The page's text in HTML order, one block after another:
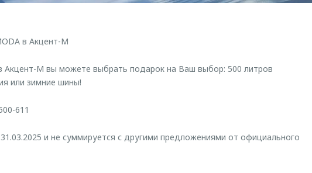
в Акцент-М
Акцент-М вы можете выбрать подарок на Ваш выбор: 500 литров
или зимние шины!
611
и не суммируется с другими предложениями от официального